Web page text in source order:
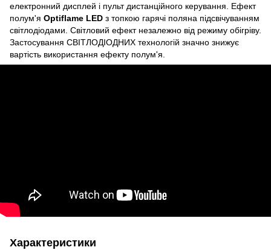
електронний дисплей і пульт дистанційного керування. Ефект
полум'я Optiflame LED з топкою гарячі поляна підсвічуванням
світлодіодами. Світловий ефект незалежно від режиму обігріву.
Застосування СВІТЛОДІОДНИХ технологій значно знижує
вартість використання ефекту полум'я.
Характеристики